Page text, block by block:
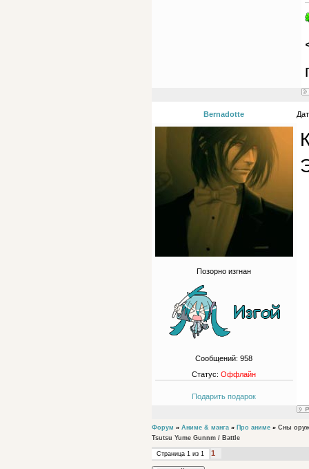
Bernadotte
Позорно изгнан
Сообщений:958
Статус:Оффлайн
Подарить подарок
Форум » Аниме & манга » Про аниме » Сны
Tsutsu Yume Gunnm / Battle
Страница 1 из 1 1